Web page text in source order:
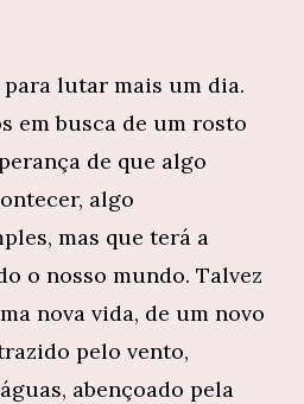
lutar mais um dia.
em busca de um rosto
de que algo
algo
mas que terá a
o nosso mundo. Talvez
nova vida, de um novo
pelo vento,
abençoado pela